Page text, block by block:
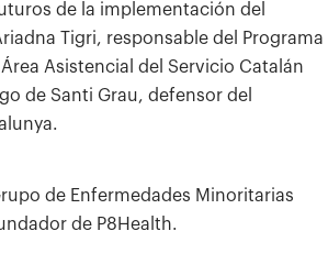
de la implementación del
Tigri, responsable del Programa
Asistencial del Servicio Catalán
de Santi Grau, defensor del
de Enfermedades Minoritarias
de P8Health.